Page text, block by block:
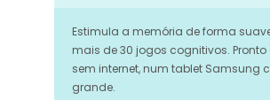
Estimula a memória de forma
mais de 30 jogos cognitivos. Pronto
sem internet, num tablet Samsung
grande.